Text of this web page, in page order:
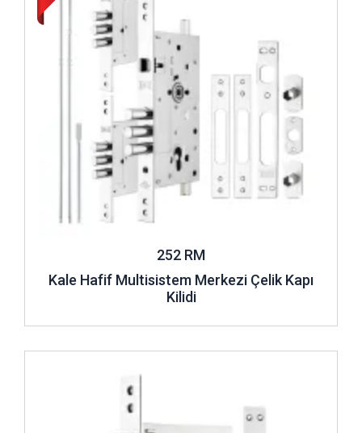
252 RM
Kale Hafif Multisistem Merkezi Çelik Kapı
Kilidi